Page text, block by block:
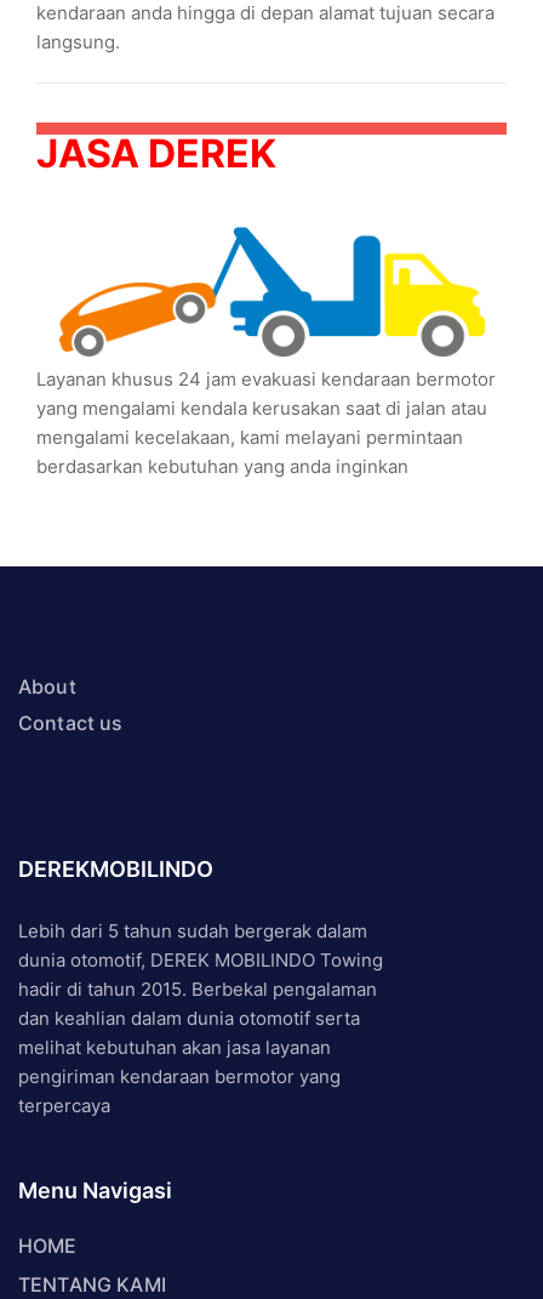
kendaraan anda hingga di depan alamat tujuan secara
langsung.
JASA DEREK
Layanan khusus 24 jam evakuasi kendaraan bermotor
yang mengalami kendala kerusakan saat di jalan atau
mengalami kecelakaan, kami melayani permintaan
berdasarkan kebutuhan yang anda inginkan
About
Contact us
DEREKMOBILINDO
Lebih dari 5 tahun sudah bergerak dalam
dunia otomotif, DEREK MOBILINDO Towing
hadir di tahun 2015. Berbekal pengalaman
dan keahlian dalam dunia otomotif serta
melihat kebutuhan akan jasa layanan
pengiriman kendaraan bermotor yang
terpercaya
Menu Navigasi
HOME
TENTANG KAMI